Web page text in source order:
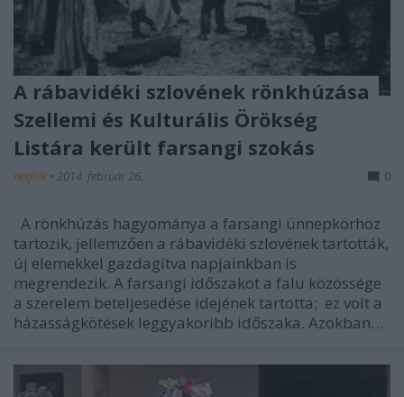
A rábavidéki szlovének rönkhúzása
Szellemi és Kulturális Örökség
Listára került farsangi szokás
netfolk • 2014. február 26. 0
A rönkhúzás hagyománya a farsangi ünnepkörhöz
tartozik, jellemzően a rábavidéki szlovének tartották,
új elemekkel gazdagítva napjainkban is
megrendezik. A farsangi időszakot a falu közössége
a szerelem beteljesedése idejének tartotta; ez volt a
házasságkötések leggyakoribb időszaka. Azokban…